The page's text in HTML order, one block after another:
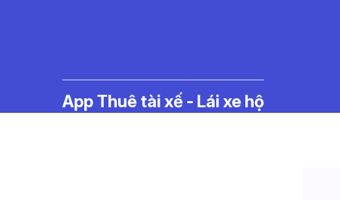
App Thuê tài xế - Lái xe hộ
Thuê Tài Xế Lái Xe Hộ | LMD -